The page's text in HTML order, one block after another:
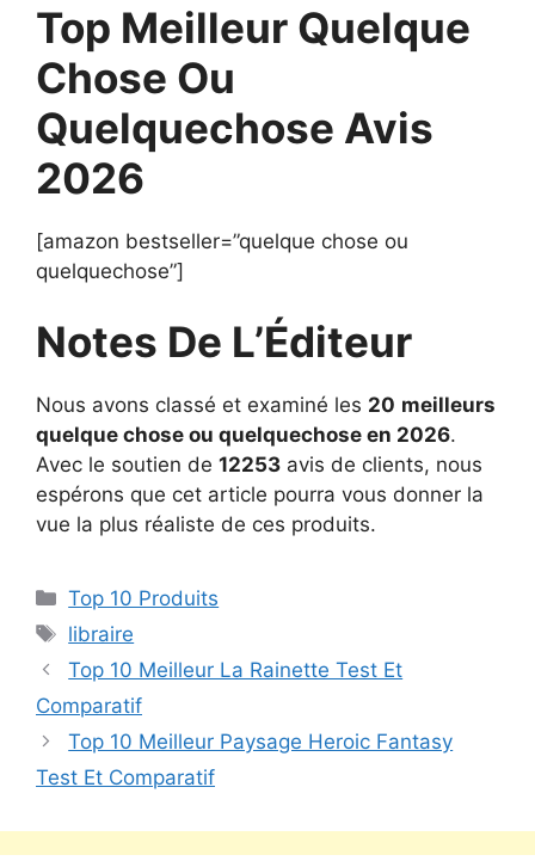
Top Meilleur Quelque
Chose Ou
Quelquechose Avis
2026
[amazon bestseller=”quelque chose ou
quelquechose”]
Notes De L’Éditeur
Nous avons classé et examiné les 20 meilleurs
quelque chose ou quelquechose en 2026.
Avec le soutien de 12253 avis de clients, nous
espérons que cet article pourra vous donner la
vue la plus réaliste de ces produits.
Top 10 Produits
libraire
Top 10 Meilleur La Rainette Test Et
Comparatif
Top 10 Meilleur Paysage Heroic Fantasy
Test Et Comparatif